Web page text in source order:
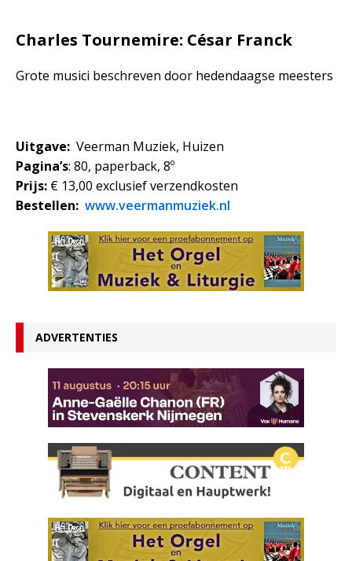
Charles Tournemire: César Franck
Grote musici beschreven door hedendaagse meesters
Uitgave: Veerman Muziek, Huizen
Pagina’s: 80, paperback, 8º
Prijs: € 13,00 exclusief verzendkosten
Bestellen: www.veermanmuziek.nl
ADVERTENTIES